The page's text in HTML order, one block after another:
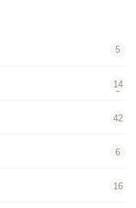
5
14
3
42
6
16